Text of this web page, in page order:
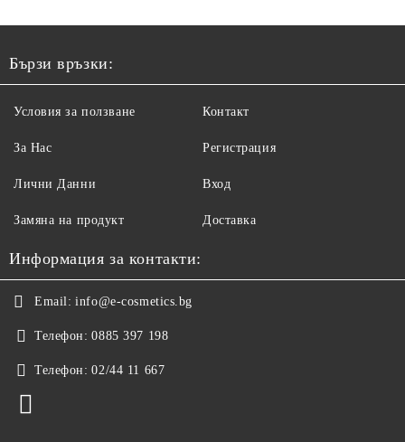
Бързи връзки:
Условия за ползване
За Нас
Лични Данни
Замяна на продукт
Контакт
Регистрация
Вход
Доставка
Информация за контакти:
Email: info@e-cosmetics.bg
Телефон: 0885 397 198
Телефон: 02/44 11 667